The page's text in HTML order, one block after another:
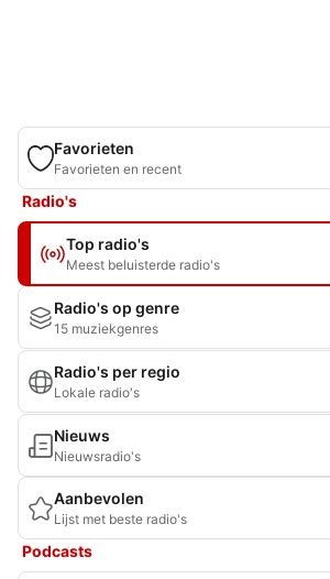
Favorieten
Favorieten en recent
Radio's
Top radio's
Meest beluisterde radio's
Radio's op genre
15 muziekgenres
Radio's per regio
Lokale radio's
Nieuws
Nieuwsradio's
Aanbevolen
Lijst met beste radio's
Podcasts